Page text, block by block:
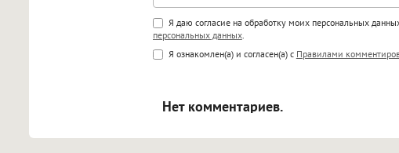
Поддержка HTML
<b>, <strong>, <u>, <i>, <em>, <s>,
<blockquote>, <code> экранирует HTML,
Я даю согласие на обработку моих персональных
персональных данных.
Я ознакомлен(а) и согласен(а) с Правилами
Нет комментариев.